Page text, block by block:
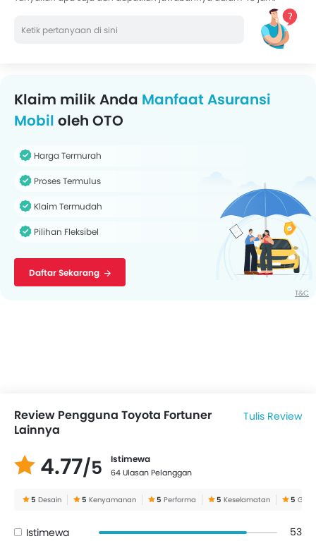
Klaim milik Anda Manfaat Asuransi
Mobil oleh OTO
Harga Termurah
Proses Termulus
Klaim Termudah
Pilihan Fleksibel
Daftar Sekarang
T&C
Review Pengguna Toyota Fortuner
Lainnya
Tulis Review
4.77/5 Istimewa
64 Ulasan Pelanggan
5 Desain 5 Kenyamanan 5 Performa 5 Keselamatan 5
Istimewa
53